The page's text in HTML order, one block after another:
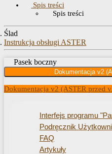
Spis treści
Spis treści
Ślad
Instrukcja obsługi ASTER
Pasek boczny
Dokumentacja v2
Dokumentacja v2 (ASTER przed
Interfejs programu
Podręcznik
FAQ
Artykuły